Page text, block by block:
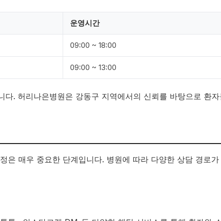
운영시간
09:00 ~ 18:00
09:00 ~ 13:00
. 허리나은병원은 강동구 지역에서의 신뢰를 바탕으로 환
은 매우 중요한 단계입니다. 병원에 따라 다양한 상담 경로